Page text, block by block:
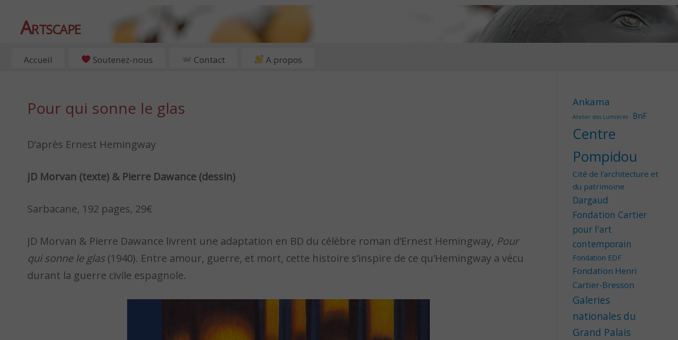
Artscape
EXPOSITIONS, ART ET CULTURE À PARIS
Accueil Soutenez-nous Contact A propos
Pour qui sonne le glas
D’après Ernest Hemingway
JD Morvan (texte) & Pierre Dawance (dessin)
Sarbacane, 192 pages, 29€
JD Morvan & Pierre Dawance livrent une adaptation en BD du célèbre roman d’Ernest Hemingway, Pour
qui sonne le glas(1940). Entre amour, guerre, et mort, cette histoire s’inspire de ce qu’Hemingway a vécu
durant la guerre civile espagnole.
Ankama
Atelier des Lumières BnF
Centre
Pompidou
Cité de l'architecture et
du patrimoine
Dargaud
Fondation Cartier
pour l'art
contemporain
Fondation EDF
Fondation Henri
Cartier-Bresson
Galeries
nationales du
Grand Palais